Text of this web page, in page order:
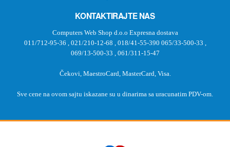
KONTAKTIRAJTE NAS
Computers Web Shop d.o.o Expresna dostava
011/712-95-36
021/210-12-68 018/41-55-390 065/33-500-33
069/13-500-33
061/311-15-47
Čekovi, MaestroCard, MasterCard, Visa.
Sve cene na ovom sajtu iskazane su u dinarima sa uracunatim PDV-om.